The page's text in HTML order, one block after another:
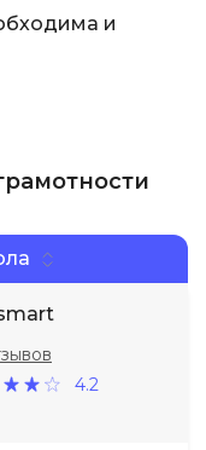
и
4.2